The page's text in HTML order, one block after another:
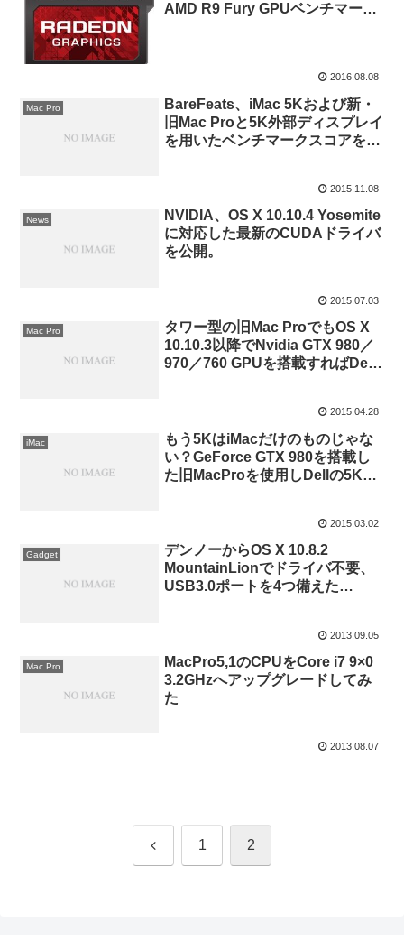
AMD R9 Fury GPUベンチマーク
2016.08.08
Mac Pro
BareFeats、iMac 5Kおよび新・
旧Mac Proと5K外部ディスプレイ
を用いたベンチマークスコアを公
2015.11.08
News
NVIDIA、OS X 10.10.4 Yosemite
に対応した最新のCUDAドライバ
を公開。
2015.07.03
Mac Pro
タワー型の旧Mac ProでもOS X
10.10.3以降でNvidia GTX 980／
970／760 GPUを搭載すればDell
2015.04.28
iMac
もう5KはiMacだけのものじゃな
い？GeForce GTX 980を搭載し
た旧MacProを使用しDellの5Kデ
2015.03.02
Gadget
デンノーからOS X 10.8.2
MountainLionでドライバ不要、
USB3.0ポートを4つ備えた
2013.09.05
Mac Pro
MacPro5,1のCPUをCore i7 9×0
3.2GHzへアップグレードしてみ
た
2013.08.07
前 1 2